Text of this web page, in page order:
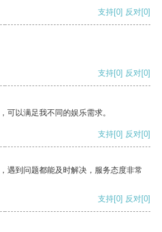
支持[0] 反对[0]
支持[0] 反对[0]
可以满足我不同的娱乐需求。
支持[0] 反对[0]
遇到问题都能及时解决，服务态度非常
支持[0] 反对[0]